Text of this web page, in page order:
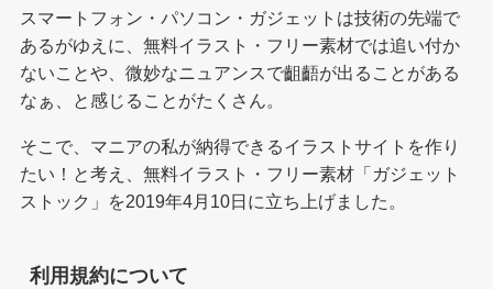
スマートフォン・パソコン・ガジェットは技術の先端で
あるがゆえに、無料イラスト・フリー素材では追い付か
ないことや、微妙なニュアンスで齟齬が出ることがある
なぁ、と感じることがたくさん。
そこで、マニアの私が納得できるイラストサイトを作り
たい！と考え、無料イラスト・フリー素材「ガジェット
ストック」を2019年4月10日に立ち上げました。
利用規約について